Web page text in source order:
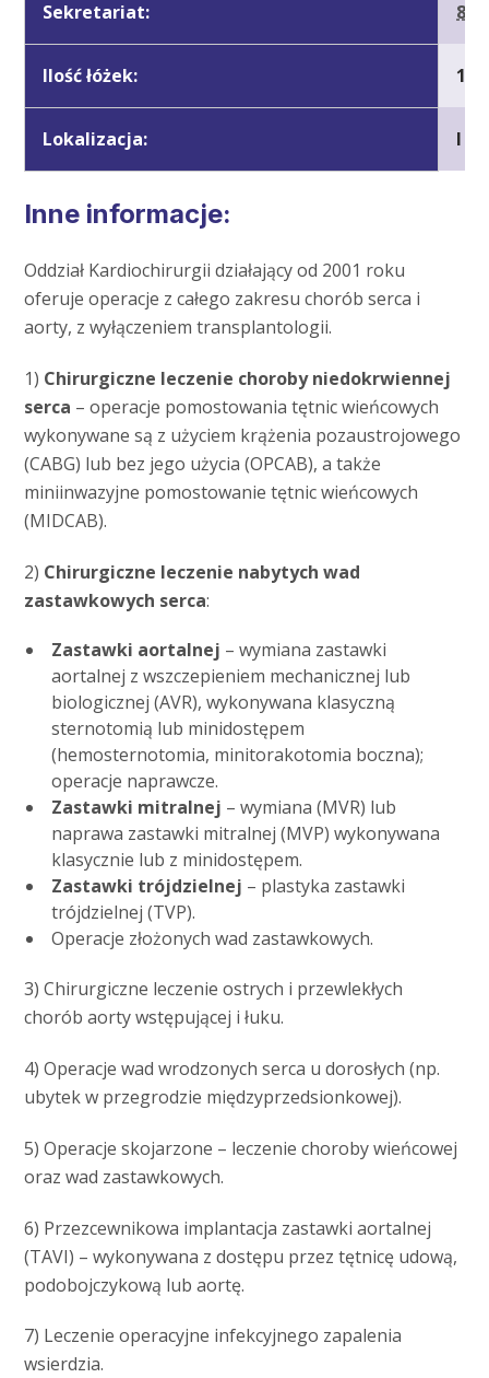
Sekretariat: 84
Ilość łóżek: 13
Lokalizacja: I
Inne informacje:
Oddział Kardiochirurgii działający od 2001 roku
oferuje operacje z całego zakresu chorób serca i
aorty, z wyłączeniem transplantologii.
1) Chirurgiczne leczenie choroby niedokrwiennej
serca – operacje pomostowania tętnic wieńcowych
wykonywane są z użyciem krążenia pozaustrojowego
(CABG) lub bez jego użycia (OPCAB), a także
miniinwazyjne pomostowanie tętnic wieńcowych
(MIDCAB).
2) Chirurgiczne leczenie nabytych wad
zastawkowych serca:
Zastawki aortalnej – wymiana zastawki
aortalnej z wszczepieniem mechanicznej lub
biologicznej (AVR), wykonywana klasyczną
sternotomią lub minidostępem
(hemosternotomia, minitorakotomia boczna);
operacje naprawcze.
Zastawki mitralnej – wymiana (MVR) lub
naprawa zastawki mitralnej (MVP) wykonywana
klasycznie lub z minidostępem.
Zastawki trójdzielnej – plastyka zastawki
trójdzielnej (TVP).
Operacje złożonych wad zastawkowych.
3) Chirurgiczne leczenie ostrych i przewlekłych
chorób aorty wstępującej i łuku.
4) Operacje wad wrodzonych serca u dorosłych (np.
ubytek w przegrodzie międzyprzedsionkowej).
5) Operacje skojarzone – leczenie choroby wieńcowej
oraz wad zastawkowych.
6) Przezcewnikowa implantacja zastawki aortalnej
(TAVI) – wykonywana z dostępu przez tętnicę udową,
podobojczykową lub aortę.
7) Leczenie operacyjne infekcyjnego zapalenia
wsierdzia.